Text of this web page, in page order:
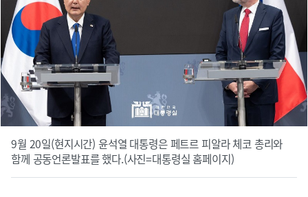
9월 20일(현지시간) 윤석열 대통령은 페트르 피알라 체코 총리와
함께 공동언론발표를 했다.(사진=대통령실 홈페이지)